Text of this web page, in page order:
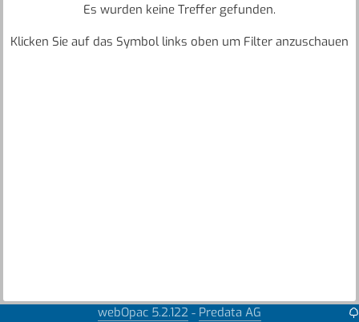
Es wurden keine Treffer gefunden.
Klicken Sie auf das Symbol links oben um Filter anzuschauen
webOpac 5.2.122 - Predata AG